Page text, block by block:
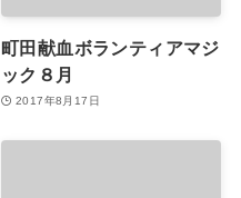
町田献血ボランティアマジ
ック８月
2017年8月17日